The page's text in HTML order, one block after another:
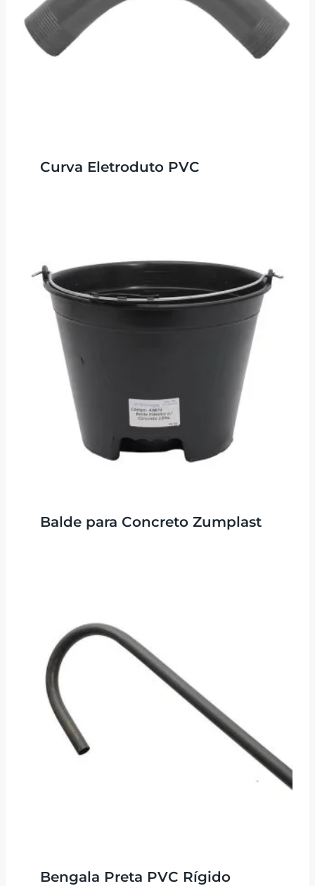
Curva Eletroduto PVC
Balde para Concreto Zumplast
Bengala Preta PVC Rígido